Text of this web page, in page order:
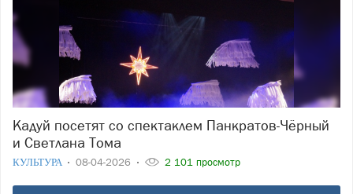
Кадуй посетят со спектаклем Панкратов-Чёрный
и Светлана Тома
КУЛЬТУРА 08-04-2026 2 101 просмотр